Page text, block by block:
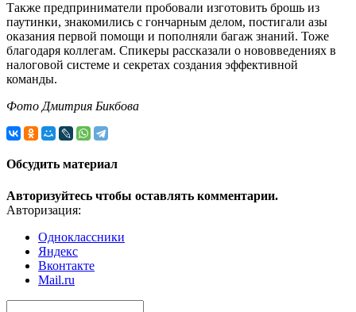
Также предприниматели пробовали изготовить брошь из
паутинки, знакомились с гончарным делом, постигали азы
оказания первой помощи и пополняли багаж знаний. Тоже
благодаря коллегам. Спикеры рассказали о нововведениях в
налоговой системе и секретах создания эффективной
команды.
Фото Дмитрия Бикбова
Обсудить материал
Авторизуйтесь чтобы оставлять комментарии.
Авторизация:
Одноклассники
Яндекс
Вконтакте
Mail.ru